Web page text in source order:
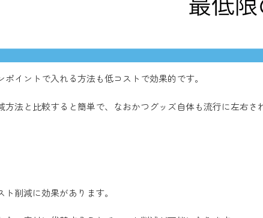
イントで入れる方法も低コストで効果的です。
法と比較すると簡単で、なおかつグッズ自体も流行に左右
削減に効果があります。